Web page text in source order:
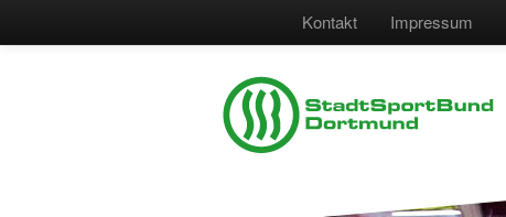
Kontakt Impressum